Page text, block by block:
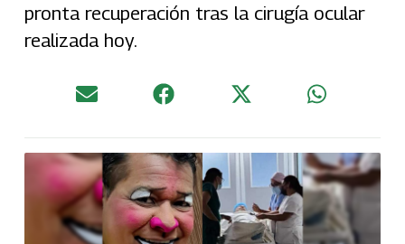
pronta recuperación tras la cirugía ocular
realizada hoy.